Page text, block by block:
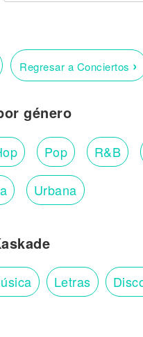
Regresar a Conciertos ›
género
Pop R&B
Urbana
Letras